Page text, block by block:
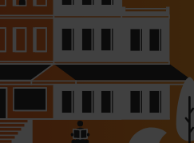
à 8 000 € pour les
l’autoroute A63
réouverte
Woman Dinners de Veuve